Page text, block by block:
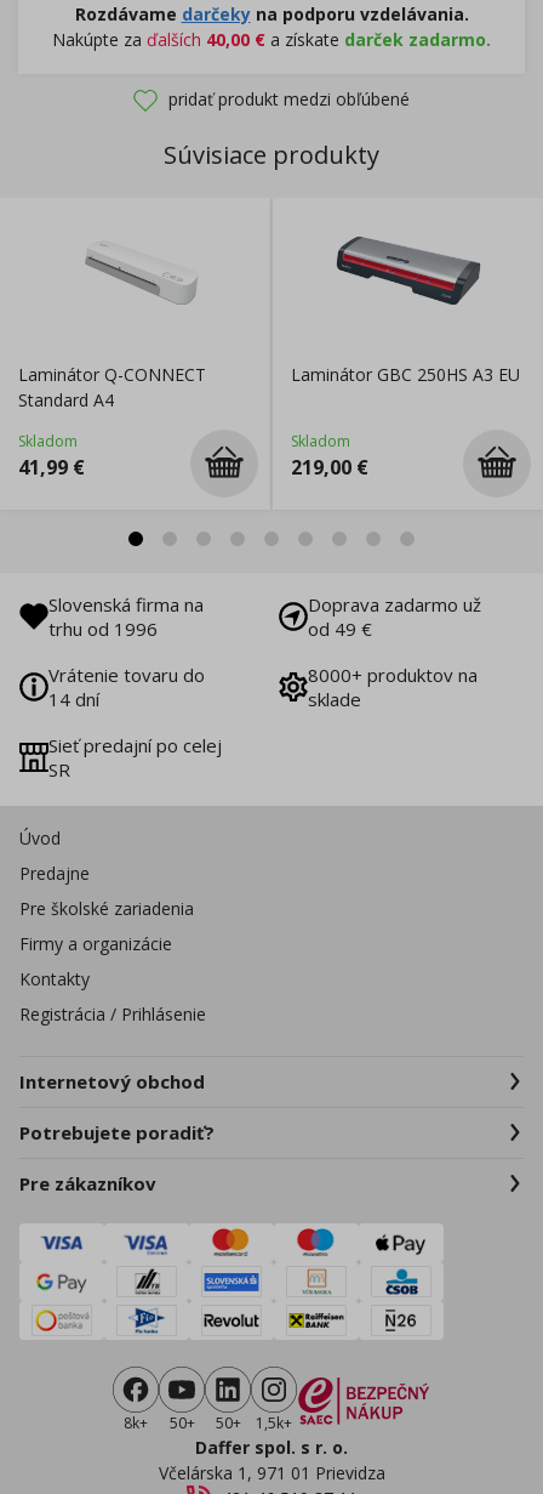
Rozdávame darčeky na podporu vzdelávania.
Nakúpte za ďalších 40,00 € a získate darček zadarmo.
pridať produkt medzi obľúbené
Súvisiace produkty
Laminátor Q-CONNECT
Standard A4
Skladom
41,99 €
Laminátor GBC 250HS A3 EU
Skladom
219,00 €
Slovenská firma na
trhu od 1996
Doprava zadarmo už
od 49 €
Vrátenie tovaru do
14 dní
8000+ produktov na
sklade
Sieť predajní po celej
SR
Úvod
Predajne
Pre školské zariadenia
Firmy a organizácie
Kontakty
Registrácia / Prihlásenie
Internetový obchod
Potrebujete poradiť?
Pre zákazníkov
Daffer spol. s r. o.
Včelárska 1, 971 01 Prievidza
8k+ 50+ 50+ 1,5k+